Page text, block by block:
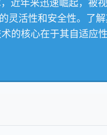
近年来迅速崛起，被
灵活性和安全性。了
的核心在于其自适应